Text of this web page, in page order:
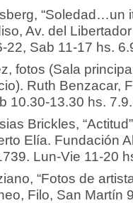
“Soledad…un
Av. del
22, Sab 11-17 hs.
fotos (Sala
Ruth Benzacar,
10.30-13.30 hs.
Brickles,
Elía. Fundación
Lun-Vie 11-20
“Fotos de
Filo, San Martín